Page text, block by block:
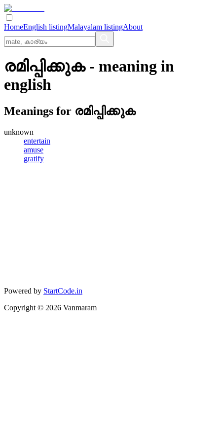
HomeEnglish listingMalayalam listingAbout
രമിപ്പിക്കുക- meaning in
english
Meanings for രമിപ്പിക്കുക
unknown
entertain
amuse
gratify
Powered by StartCode.in
Copyright © 2026 Vanmaram